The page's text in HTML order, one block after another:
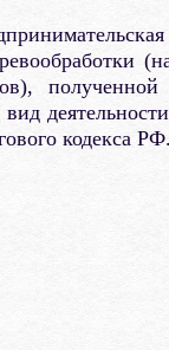
вид
кодекса РФ.